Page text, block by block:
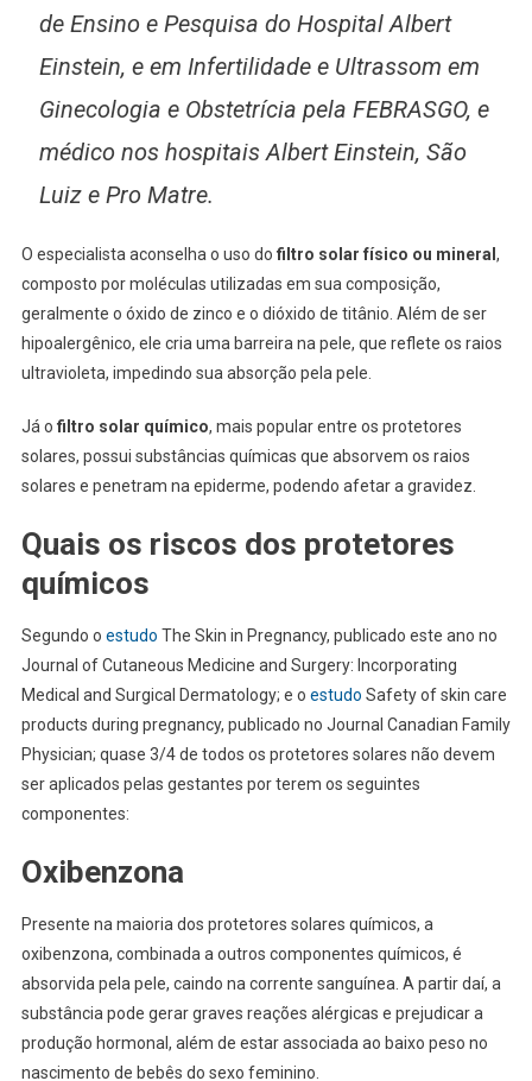
de Ensino e Pesquisa do Hospital Albert
Einstein, e em Infertilidade e Ultrassom em
Ginecologia e Obstetrícia pela FEBRASGO, e
médico nos hospitais Albert Einstein, São
Luiz e Pro Matre.
O especialista aconselha o uso do filtro solar físico ou mineral,
composto por moléculas utilizadas em sua composição,
geralmente o óxido de zinco e o dióxido de titânio. Além de ser
hipoalergênico, ele cria uma barreira na pele, que reflete os raios
ultravioleta, impedindo sua absorção pela pele.
Já o filtro solar químico, mais popular entre os protetores
solares, possui substâncias químicas que absorvem os raios
solares e penetram na epiderme, podendo afetar a gravidez.
Quais os riscos dos protetores
químicos
Segundo o estudo The Skin in Pregnancy, publicado este ano no
Journal of Cutaneous Medicine and Surgery: Incorporating
Medical and Surgical Dermatology; e o estudo Safety of skin care
products during pregnancy, publicado no Journal Canadian Family
Physician; quase 3/4 de todos os protetores solares não devem
ser aplicados pelas gestantes por terem os seguintes
componentes:
Oxibenzona
Presente na maioria dos protetores solares químicos, a
oxibenzona, combinada a outros componentes químicos, é
absorvida pela pele, caindo na corrente sanguínea. A partir daí, a
substância pode gerar graves reações alérgicas e prejudicar a
produção hormonal, além de estar associada ao baixo peso no
nascimento de bebês do sexo feminino.